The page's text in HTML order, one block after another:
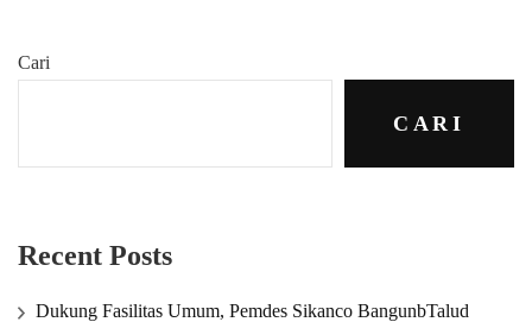
Cari
CARI
Recent Posts
Dukung Fasilitas Umum, Pemdes Sikanco BangunbTalud